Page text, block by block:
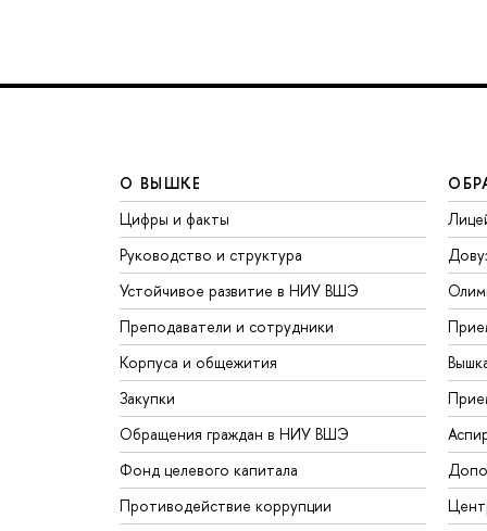
О ВЫШКЕ
Цифры и факты
Руководство и структура
Устойчивое развитие в НИУ ВШЭ
Преподаватели и сотрудники
Корпуса и общежития
Закупки
Обращения граждан в НИУ ВШЭ
Фонд целевого капитала
Противодействие коррупции